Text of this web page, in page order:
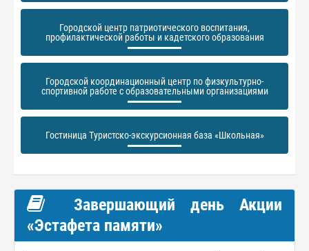
Городской центр патриотического воспитания,
профилактической работы и кадетского образования
Городской координационный центр по физкультурно-
спортивной работе с образовательными организациями
Гостиница Туристско-экскурсионная база «Школьная»
Завершающий день Акции
«Эстафета памяти»